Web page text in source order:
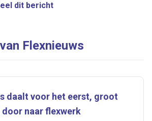
dit bericht
Flexnieuws
daalt voor het eerst, groot
naar flexwerk